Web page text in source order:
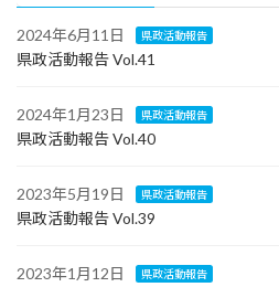
2024年6月11日 県政活動報告
県政活動報告 Vol.41
2024年1月23日 県政活動報告
県政活動報告 Vol.40
2023年5月19日 県政活動報告
県政活動報告 Vol.39
2023年1月12日 県政活動報告